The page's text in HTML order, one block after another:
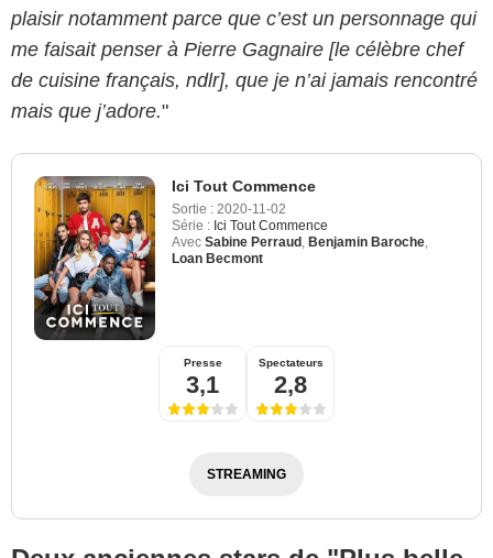
plaisir notamment parce que c’est un personnage qui
me faisait penser à Pierre Gagnaire [le célèbre chef
de cuisine français, ndlr], que je n’ai jamais rencontré
mais que j’adore."
Ici Tout Commence
Sortie : 2020-11-02
Série : Ici Tout Commence
Avec Sabine Perraud Benjamin Baroche
Loan Becmont
Presse
3,1
Spectateurs
2,8
STREAMING